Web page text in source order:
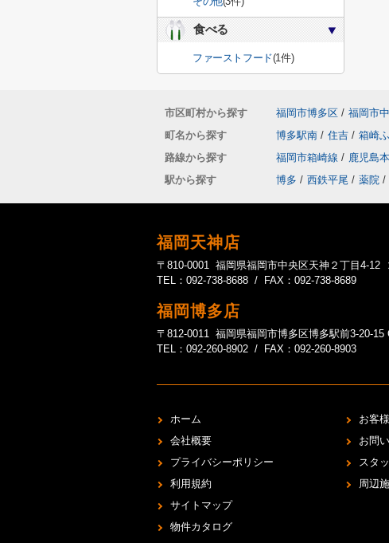
食べる
ファーストフード(1件)
市区町村から探す 福岡市博多区 / 福岡市
町名から探す
博多駅南 / 住吉 / 箱崎
路線から探す
福岡市箱崎線 / 鹿児島
駅から探す
博多 / 西鉄平尾 / 薬院 /
福岡天神店
〒810-0001 福岡県福岡市中央区天神２丁目4-12
TEL：092-738-8688 / FAX：092-738-8689
福岡博多店
〒812-0011 福岡県福岡市博多区博多駅前3-20-15
TEL：092-260-8902 / FAX：092-260-8903
ホーム
会社概要
プライバシーポリシー
利用規約
サイトマップ
物件カタログ
お客
お問
スタ
周辺